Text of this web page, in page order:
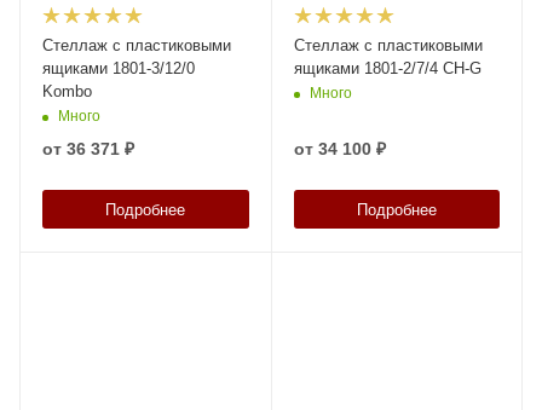
Стеллаж с пластиковыми
ящиками 1801-3/12/0
Kombo
Много
от 36 371 ₽
Подробнее
Стеллаж с пластиковыми
ящиками 1801-2/7/4 CH-G
Много
от 34 100 ₽
Подробнее